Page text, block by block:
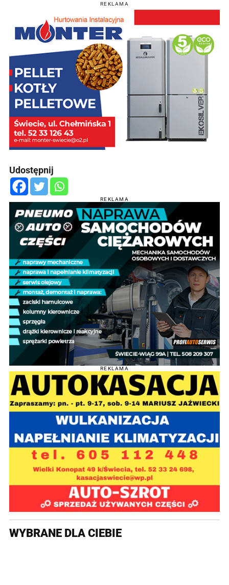
REKLAMA
Udostępnij
REKLAMA
REKLAMA
WYBRANE DLA CIEBIE